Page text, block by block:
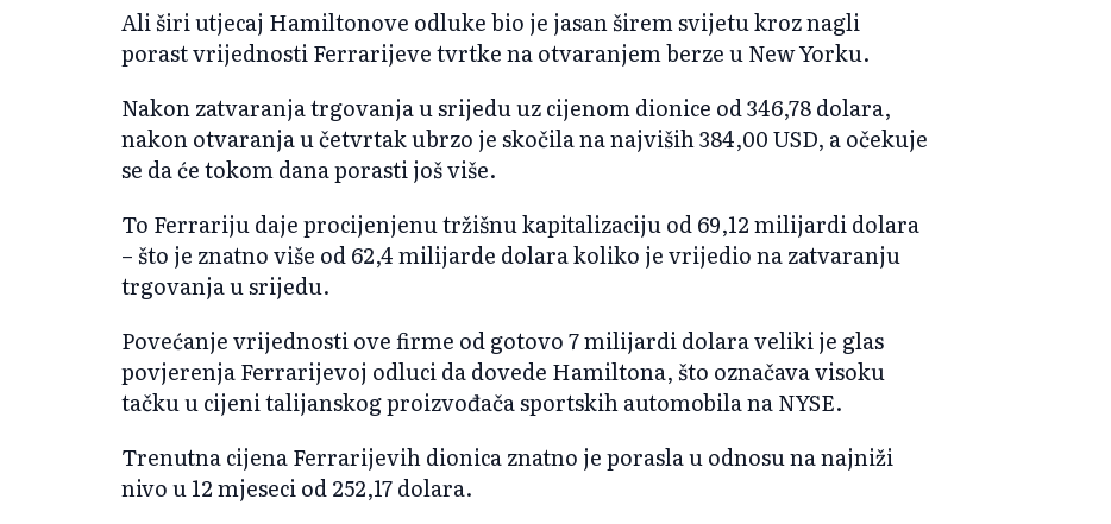
Ali širi utjecaj Hamiltonove odluke bio je jasan širem svijetu kroz nagli
porast vrijednosti Ferrarijeve tvrtke na otvaranjem berze u New Yorku.
Nakon zatvaranja trgovanja u srijedu uz cijenom dionice od 346,78 dolara,
nakon otvaranja u četvrtak ubrzo je skočila na najviših 384,00 USD, a očekuje
se da će tokom dana porasti još više.
To Ferrariju daje procijenjenu tržišnu kapitalizaciju od 69,12 milijardi dolara
– što je znatno više od 62,4 milijarde dolara koliko je vrijedio na zatvaranju
trgovanja u srijedu.
Povećanje vrijednosti ove firme od gotovo 7 milijardi dolara veliki je glas
povjerenja Ferrarijevoj odluci da dovede Hamiltona, što označava visoku
tačku u cijeni talijanskog proizvođača sportskih automobila na NYSE.
Trenutna cijena Ferrarijevih dionica znatno je porasla u odnosu na najniži
nivo u 12 mjeseci od 252,17 dolara.